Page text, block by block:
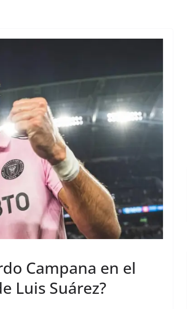
Campana en el
Luis Suárez?